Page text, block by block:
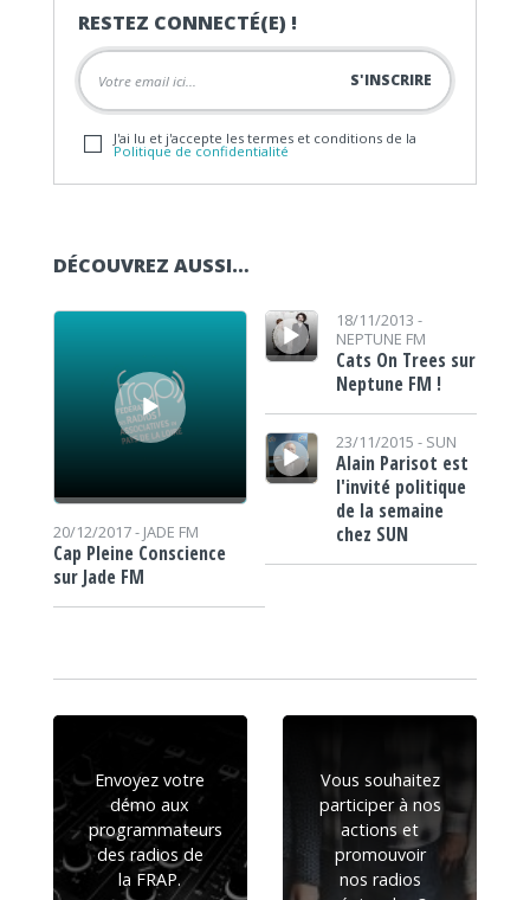
RESTEZ CONNECTÉ(E) !
J'ai lu et j'accepte les termes et conditions de la
Politique de confidentialité
DÉCOUVREZ AUSSI…
Lecteur audio
20/12/2017 - JADE FM
Cap Pleine Conscience
sur Jade FM
Lecteur audio18/11/2013 -
NEPTUNE FM
Cats On Trees sur
Neptune FM !
Lecteur audio
23/11/2015 - SUN
Alain Parisot est
l'invité politique
de la semaine
chez SUN
Envoyez votre
démo aux
programmateurs
des radios de
la FRAP.
Vous souhaitez
participer à nos
actions et
promouvoir
nos radios